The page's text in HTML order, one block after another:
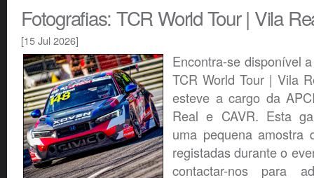
Fotografias: TCR World Tour | Vila
[15 Jul 2026]
Encontra-se disponível
TCR World Tour | Vila
esteve a cargo da
Real e CAVR. Esta
uma pequena amostra
registadas durante o
contactar-nos para